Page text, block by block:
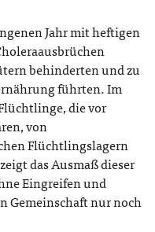
Jahr mit heftigen
behinderten und zu
führten. Im
die vor
von
Flüchtlingslagern
zeigt das Ausmaß dieser
Eingreifen und
Gemeinschaft nur noch